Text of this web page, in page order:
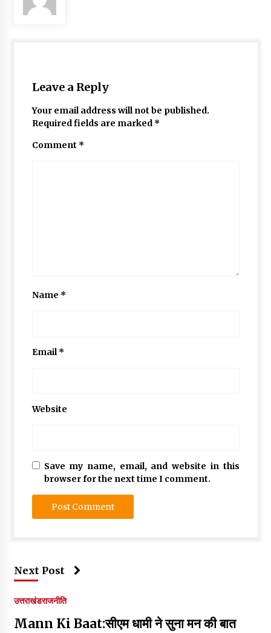
Leave a Reply
Your email address will not be published.
Required fields are marked *
Comment *
Name *
Email*
Website
Save my name, email, and website in this
browser for the next time I comment.
Next Post
उत्तराखंडराजनीति
Mann Ki Baat:सीएम धामी ने सुना मन की बात